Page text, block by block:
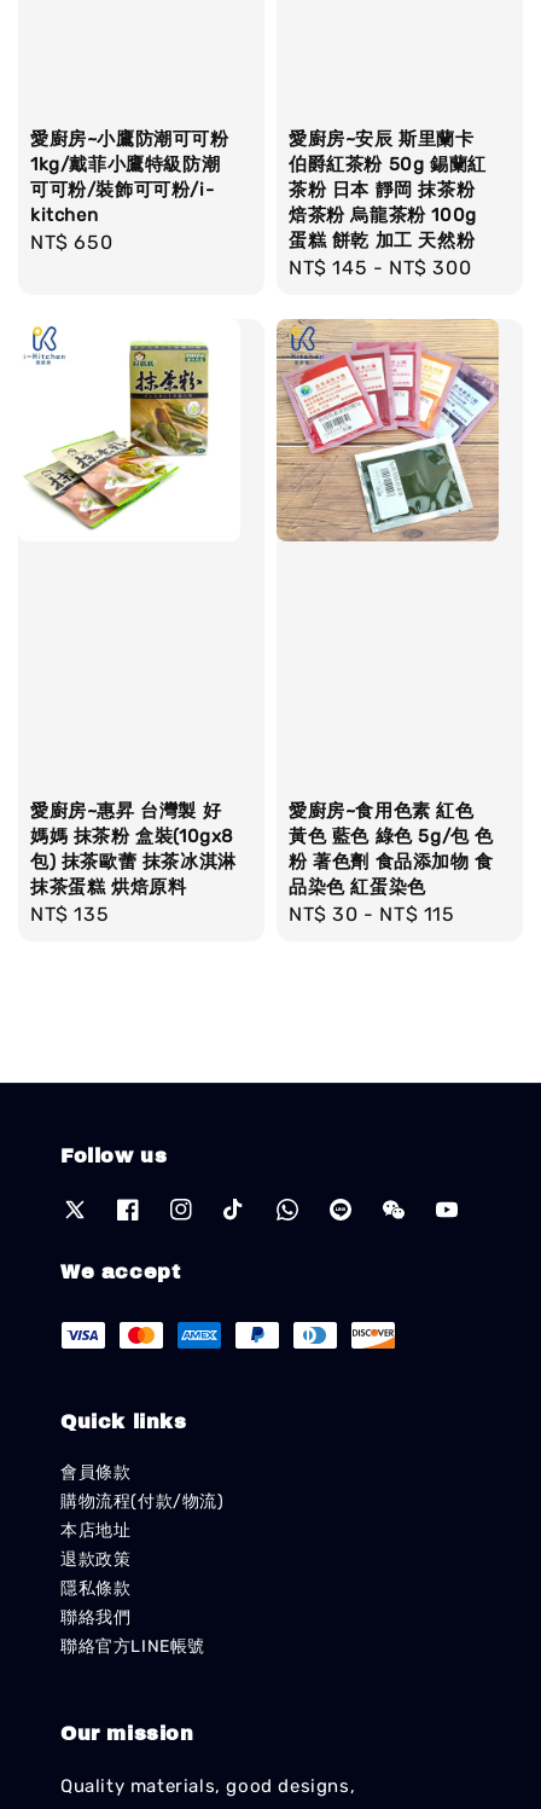
愛廚房~小鷹防潮可可粉
1kg/戴菲小鷹特級防潮
可可粉/裝飾可可粉/i-
kitchen
Regular
NT$ 650
愛廚房~安辰 斯里蘭卡
伯爵紅茶粉 50g 錫蘭紅
茶粉 日本 靜岡 抹茶粉
焙茶粉 烏龍茶粉 100g
蛋糕 餅乾 加工 天然粉
Regular
NT$ 145 - NT$ 300
愛廚房~惠昇 台灣製 好
媽媽 抹茶粉 盒裝(10gx8
包) 抹茶歐蕾 抹茶冰淇淋
抹茶蛋糕 烘焙原料
Regular
NT$ 135
愛廚房~食用色素 紅色
黃色 藍色 綠色 5g/包 色
粉 著色劑 食品添加物 食
品染色 紅蛋染色
Regular
NT$ 30 - NT$ 115
Follow us
We accept
Quick links
會員條款
購物流程(付款/物流)
本店地址
退款政策
隱私條款
聯絡我們
聯絡官方LINE帳號
Our mission
Quality materials, good designs,